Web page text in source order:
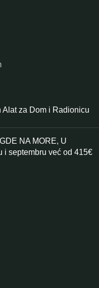
Alat za Dom i Radionicu
NA MORE, U
i septembru već od 415€